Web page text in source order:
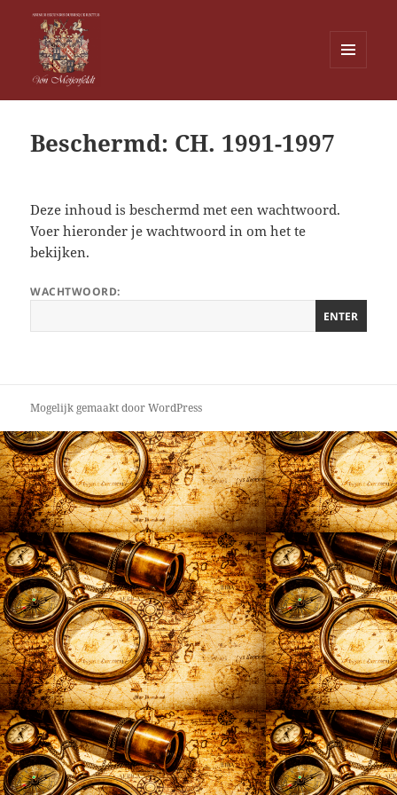
WIDGETS
Beschermd: CH. 1991-1997
Deze inhoud is beschermd met een wachtwoord.
Voer hieronder je wachtwoord in om het te
bekijken.
WACHTWOORD:
Mogelijk gemaakt door WordPress